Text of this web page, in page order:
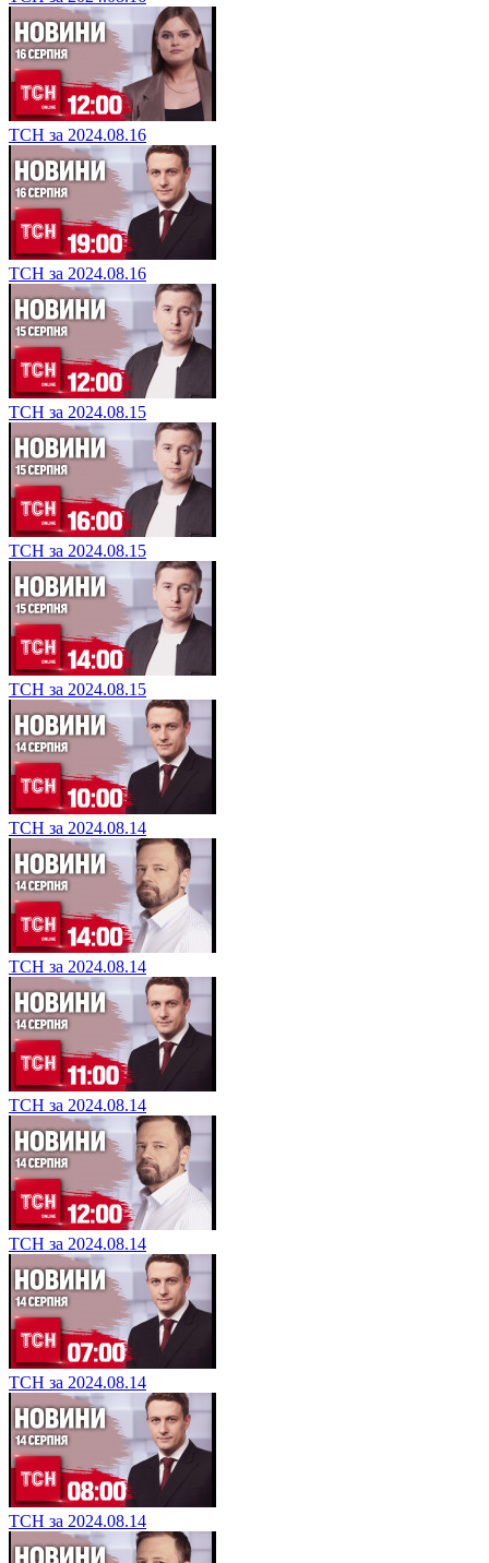
ТСН за 2024.08.16
ТСН за 2024.08.16
ТСН за 2024.08.15
ТСН за 2024.08.15
ТСН за 2024.08.15
ТСН за 2024.08.14
ТСН за 2024.08.14
ТСН за 2024.08.14
ТСН за 2024.08.14
ТСН за 2024.08.14
ТСН за 2024.08.14